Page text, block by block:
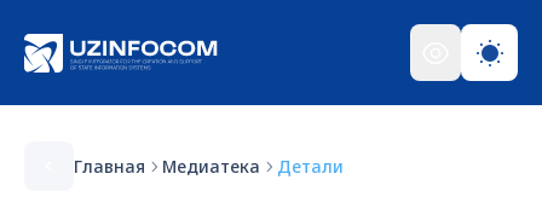
Главная Медиатека Детали